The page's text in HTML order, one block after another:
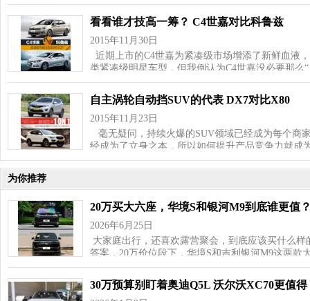
看看谁才技高一筹？ C4世嘉对比科鲁兹
2015年11月30日
近期上市的C4世嘉为紧凑级市场增添了新鲜血液
类紧凑级明星车型，但我倒认为C4世嘉没必要那么
自主涡轮自动挡SUV的代表 DX7对比X80
2015年11月23日
毫无疑问，持续火爆的SUV领域已经成为每个商
经成为了立身之本，所以如何提升产品竞争力就成
为你推荐
20万买大六座，华境S和银河M9到底谁更值
2026年6月25日
大家庭出行，还喜欢露营聚会，到底应该买什么
答案，20万价位段下，华境S和吉利银河M9这两款
30万预算别盯着奥迪Q5L 沃尔沃XC70更值得